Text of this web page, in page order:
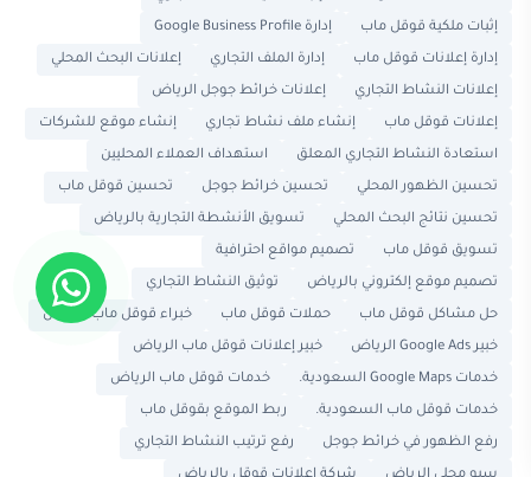
إثبات ملكية قوقل ماب إدارة Google Business Profile
إدارة إعلانات قوقل ماب إدارة الملف التجاري إعلانات البحث المحلي
إعلانات النشاط التجاري إعلانات خرائط جوجل الرياض
إعلانات قوقل ماب إنشاء ملف نشاط تجاري إنشاء موقع للشركات
استعادة النشاط التجاري المعلق استهداف العملاء المحليين
تحسين الظهور المحلي تحسين خرائط جوجل تحسين قوقل ماب
تحسين نتائج البحث المحلي تسويق الأنشطة التجارية بالرياض
تسويق قوقل ماب تصميم مواقع احترافية
تصميم موقع إلكتروني بالرياض توثيق النشاط التجاري
حل مشاكل قوقل ماب حملات قوقل ماب خبراء قوقل ماب الرياض
خبير Google Ads الرياض خبير إعلانات قوقل ماب الرياض
خدمات Google Maps السعودية. خدمات قوقل ماب الرياض
خدمات قوقل ماب السعودية. ربط الموقع بقوقل ماب
رفع الظهور في خرائط جوجل رفع ترتيب النشاط التجاري